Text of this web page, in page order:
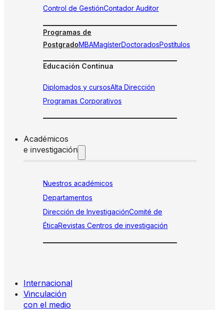
Control de GestiónContador Auditor
Programas de
PostgradoMBAMagísterDoctoradosPostítulos
Educación Continua
Diplomados y cursosAlta Dirección
Programas Corporativos
Académicos
e investigación
Nuestros académicos
Departamentos
Dirección de InvestigaciónComité de
ÉticaRevistas Centros de investigación
Internacional
Vinculación
con el medio